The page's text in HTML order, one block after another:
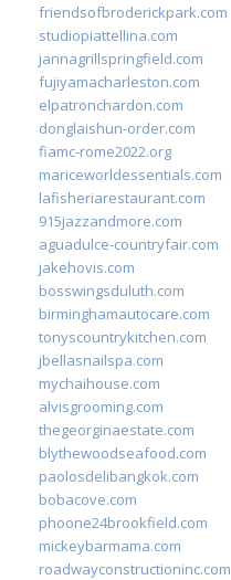
friendsofbroderickpark.com
studiopiattellina.com
jannagrillspringfield.com
fujiyamacharleston.com
elpatronchardon.com
donglaishun-order.com
fiamc-rome2022.org
mariceworldessentials.com
lafisheriarestaurant.com
915jazzandmore.com
aguadulce-countryfair.com
jakehovis.com
bosswingsduluth.com
birminghamautocare.com
tonyscountrykitchen.com
jbellasnailspa.com
mychaihouse.com
alvisgrooming.com
thegeorginaestate.com
blythewoodseafood.com
paolosdelibangkok.com
bobacove.com
phoone24brookfield.com
mickeybarmama.com
roadwayconstructioninc.com